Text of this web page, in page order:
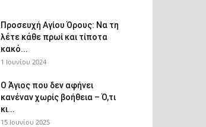
Προσευχή Αγίου Όρους: Να τη
λέτε κάθε πρωί και τίποτα
κακό...
1 Ιουνίου 2024
Ο Άγιος που δεν αφήνει
κανέναν χωρίς βοήθεια – Ό,τι
κι...
15 Ιουνίου 2025